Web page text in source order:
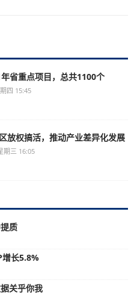
省重点项目，总共1100个
四 15:45
放权搞活，推动产业差异化发展
期三 16:05
质
增长5.8%
关乎你我